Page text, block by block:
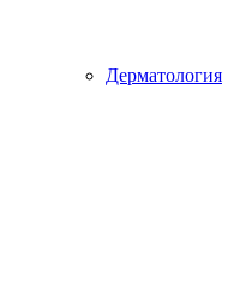
Дерматология